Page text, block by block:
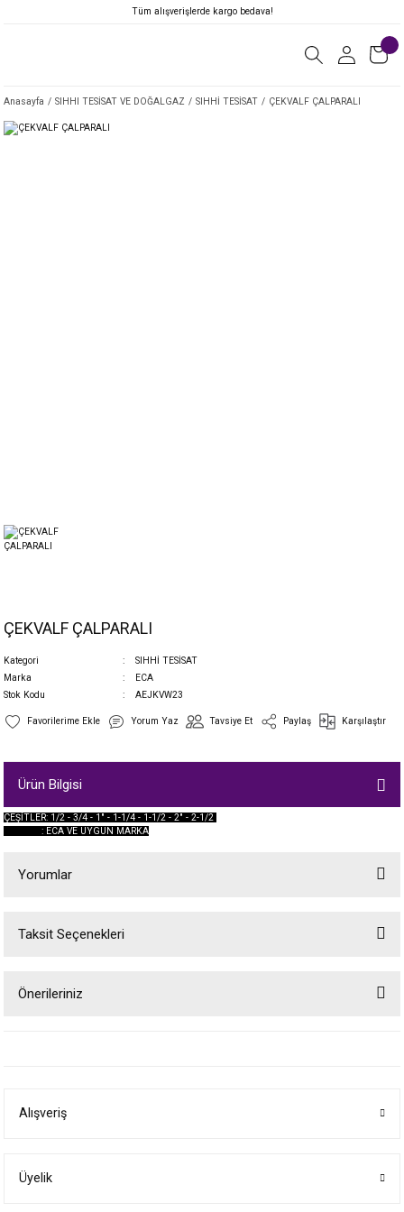
Tüm alışverişlerde kargo bedava!
Anasayfa SIHHI TESİSAT VE DOĞALGAZ SIHHİ TESİSAT ÇEKVALF ÇALPARALI
ÇEKVALF ÇALPARALI
Kategori
SIHHİ TESİSAT
Marka
ECA
Stok Kodu
AEJKVW23
Yorum Yaz Tavsiye Et Paylaş Karşılaştır
Ürün Bilgisi
ÇEŞİTLER: 1/2 - 3/4 - 1" - 1-1/4 - 1-1/2 - 2" - 2-1/2
: ECA VE UYGUN MARKA
Yorumlar
Taksit Seçenekleri
Önerileriniz
Ürün bilgilerinde hatalar bulunuyor.
Alışveriş
Üyelik